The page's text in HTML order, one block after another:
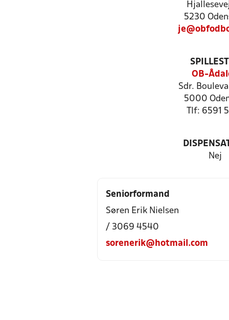
Hjallesevej
5230
OB-
Sdr.
5000
Tlf: 6591
Nej
Seniorformand
Søren Erik Nielsen
/ 3069 4540
sorenerik@hotmail.com